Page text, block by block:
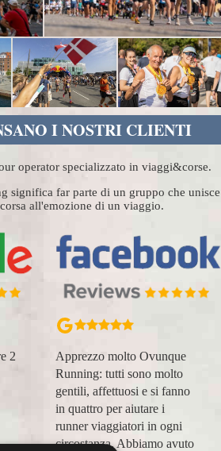
I NOSTRI CLIENTI
operator specializzato in viaggi&corse.
significa far parte di un gruppo che unisce
all'emozione di un viaggio.
2
Apprezzo molto Ovunque
Running: tutti sono molto
gentili, affettuosi e si fanno
in quattro per aiutare i
runner viaggiatori in ogni
circostanza. Abbiamo avuto